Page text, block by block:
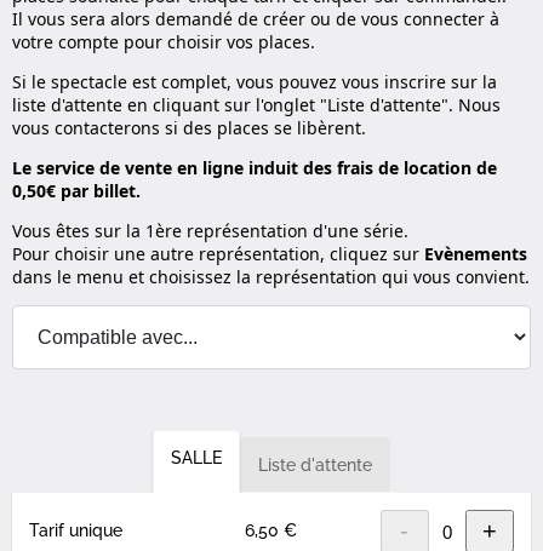
Il vous sera alors demandé de créer ou de vous connecter à
votre compte pour choisir vos places.
Si le spectacle est complet, vous pouvez vous inscrire sur la
liste d'attente en cliquant sur l'onglet "Liste d'attente". Nous
vous contacterons si des places se libèrent.
Le service de vente en ligne induit des frais de location de
0,50€ par billet.
Vous êtes sur la 1ère représentation d'une série.
Pour choisir une autre représentation, cliquez surEvènements
dans le menu et choisissez la représentation qui vous convient.
SALLE Liste d'attente
Tarif unique 6,50 € - +